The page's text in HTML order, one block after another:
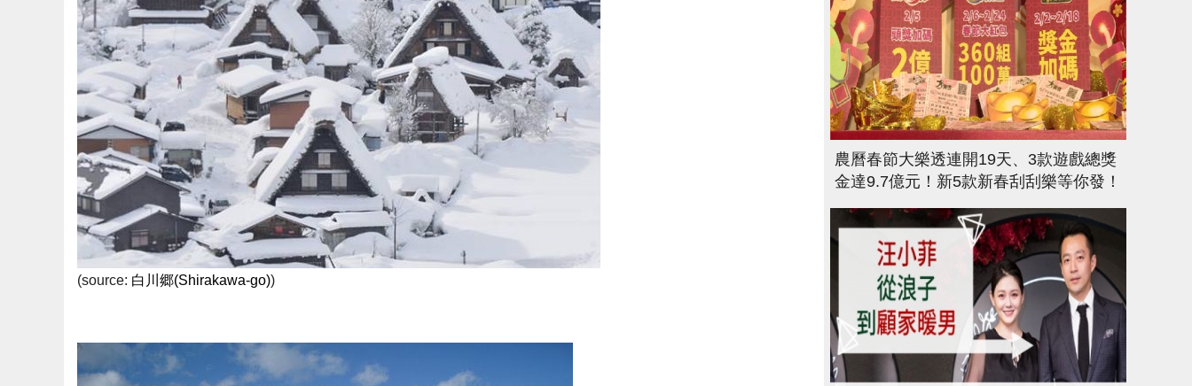
(source: 白川郷(Shirakawa-go))
農曆春節大樂透連開19天、3款遊戲總獎
金達9.7億元！新5款新春刮刮樂等你發！